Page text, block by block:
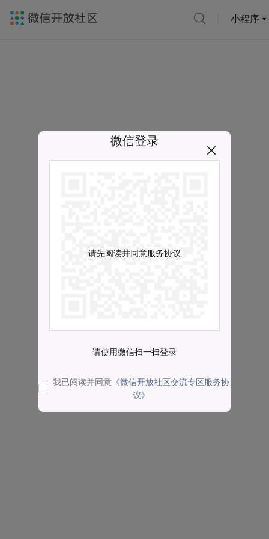
小程序
微信登录
请先阅读并同意服务协议
请使用微信扫一扫登录
我已阅读并同意 《微信开放社区交流专区服务协
议》